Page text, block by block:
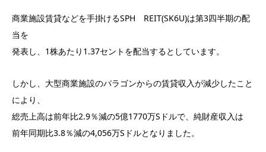
商業施設賃貸などを手掛けるSPH REIT(SK6U)は第3四半期の配
当を
発表し、1株あたり1.37セントを配当するとしています。
しかし、大型商業施設のパラゴンからの賃貸収入が減少したこと
により、
総売上高は前年比2.9％減の5億1770万Sドルで、純財産収入は
前年同期比3.8％減の4,056万Sドルとなりました。